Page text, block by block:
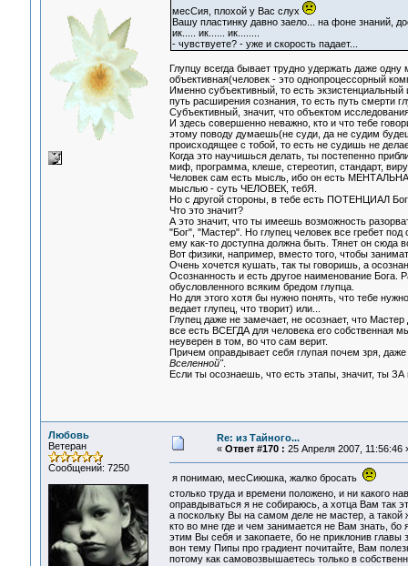
месСия, плохой у Вас слух
Вашу пластинку давно заело... на фоне знаний,
ик..... ик...... ик........
- чувствуете? - уже и скорость падает...
Глупцу всегда бывает трудно удержать даже
объективная(человек - это однопроцессорный
Именно субъективный, то есть
путь расширения сознания, то есть путь смерти
Субъективный, значит, что объектом
И здесь совершенно неважно, кто и что тебе
этому поводу думаешь(не суди, да не судим
происходящее с тобой, то есть не судишь не
Когда это научишься делать, ты постепенно
миф, программа, клеше, стереотип, стандарт,
Человек сам есть мысль, ибо он есть
мыслью - суть ЧЕЛОВЕК, тебЯ.
Но с другой стороны, в тебе есть ПОТЕНЦИАЛ
Что это значит?
А это значит, что ты имеешь возможность
"Бог", "Мастер". Но глупец человек все гребет
ему как-то доступна должна быть. Тянет он сюда
Вот физики, например, вместо того, чтобы
Очень хочется кушать, так ты говоришь, а
Осознанность и есть другое наименование Бога.
обусловленного всяким бредом глупца.
Но для этого хотя бы нужно понять, что тебе
ведает глупец, что творит) или...
Глупец даже не замечает, не осознает, что
все есть ВСЕГДА для человека его собственная
неуверен в том, во что сам верит.
Причем оправдывает себя глупая почем зря,
Вселенной".
Если ты осознаешь, что есть этапы, значит, ты
Любовь
Ветеран
Сообщений: 7250
Re: из Тайного...
« Ответ #170 : 25 Апреля 2007, 11:56:46
я понимаю, месСиюшка, жалко бросать
столько труда и времени положено, и ни какого
оправдываться я не собираюсь, а хотца Вам так
а поскольку Вы на самом деле не мастер, а такой
кто во мне где и чем занимается не Вам знать,
этим Вы себя и закопаете, бо не приклонив главы
вон тему Пипы про градиент почитайте, Вам
потому как самовозвышаетесь только в